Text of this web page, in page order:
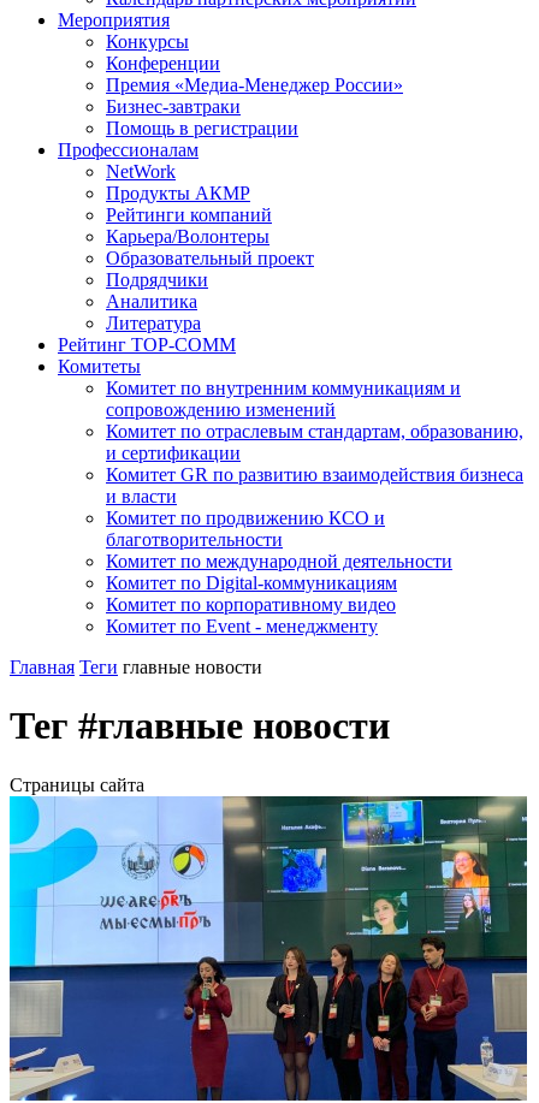
Мероприятия
Конкурсы
Конференции
Премия «Медиа-Менеджер России»
Бизнес-завтраки
Помощь в регистрации
Профессионалам
NetWork
Продукты АКМР
Рейтинги компаний
Карьера/Волонтеры
Образовательный проект
Подрядчики
Аналитика
Литература
Рейтинг TOP-COMM
Комитеты
Комитет по внутренним коммуникациям и
сопровождению изменений
Комитет по отраслевым стандартам, образованию,
и сертификации
Комитет GR по развитию взаимодействия бизнеса
и власти
Комитет по продвижению КСО и
благотворительности
Комитет по международной деятельности
Комитет по Digital-коммуникациям
Комитет по корпоративному видео
Комитет по Event - менеджменту
Главная Теги главные новости
Тег #главные новости
Страницы сайта